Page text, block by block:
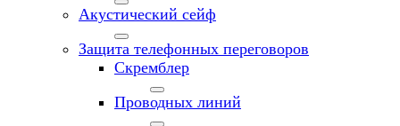
Акустический сейф
Защита телефонных переговоров
Скремблер
Проводных линий